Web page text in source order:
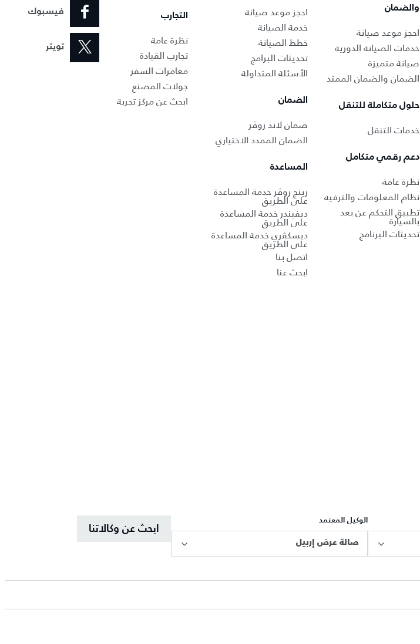
والضمان
احجز موعد صيانة
خدمات الصيانة الدورية
صيانة متميزة
الضمان والضمان الممتد
حلول متكاملة للتنقل
خدمات التنقل
دعم رقمي متكامل
نظرة عامة
نظام المعلومات والترفيه
تطبيق التحكم عن بعد
بالسيارة
تحديثات البرنامج
احجز موعد صيانة‎
خدمة الصيانة
خطط الصيانة
تحديثات البرامج
الأسئلة المتداولة
الضمان
ضمان لاند روڤر
الضمان الممدد الاختياري
المساعدة
رينج روڤر خدمة المساعدة
على الطريق
ديفيندر خدمة المساعدة
على الطريق
ديسكڤري خدمة المساعدة
على الطريق
اتصل بنا
ابحث عنا
التجارب
نظرة عامة
تجارب القيادة
مغامرات السفر
جولات المصنع
ابحث عن مركز تجربة
فيسبوك
تويتر
الوكيل المعتمد
صالة عرض إربيل
ابحث عن وكالاتنا